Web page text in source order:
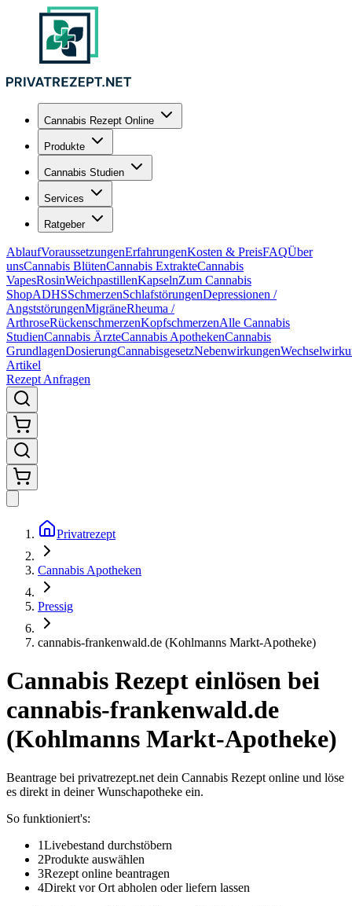
Cannabis Rezept Online
Produkte
Cannabis Studien
Services
Ratgeber
AblaufVoraussetzungenErfahrungenKosten & PreisFAQÜber
unsCannabis BlütenCannabis ExtrakteCannabis
VapesRosinWeichpastillenKapselnZum Cannabis
ShopADHSSchmerzenSchlafstörungenDepressionen /
AngststörungenMigräneRheuma /
ArthroseRückenschmerzenKopfschmerzenAlle Cannabis
StudienCannabis ÄrzteCannabis ApothekenCannabis
GrundlagenDosierungCannabisgesetzNebenwirkungen
Artikel
Rezept Anfragen
Privatrezept
Cannabis Apotheken
Pressig
cannabis-frankenwald.de (Kohlmanns Markt-Apotheke)
Cannabis Rezept einlösen bei
cannabis-frankenwald.de
(Kohlmanns Markt-Apotheke)
Beantrage bei privatrezept.net dein Cannabis Rezept online und löse
es direkt in deiner Wunschapotheke ein.
So funktioniert's:
1Livebestand durchstöbern
2Produkte auswählen
3Rezept online beantragen
4Direkt vor Ort abholen oder liefern lassen